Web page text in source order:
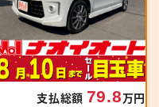
支払総額 79.8万円